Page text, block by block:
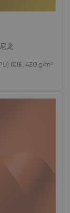
龙
层压, 430 g/m²